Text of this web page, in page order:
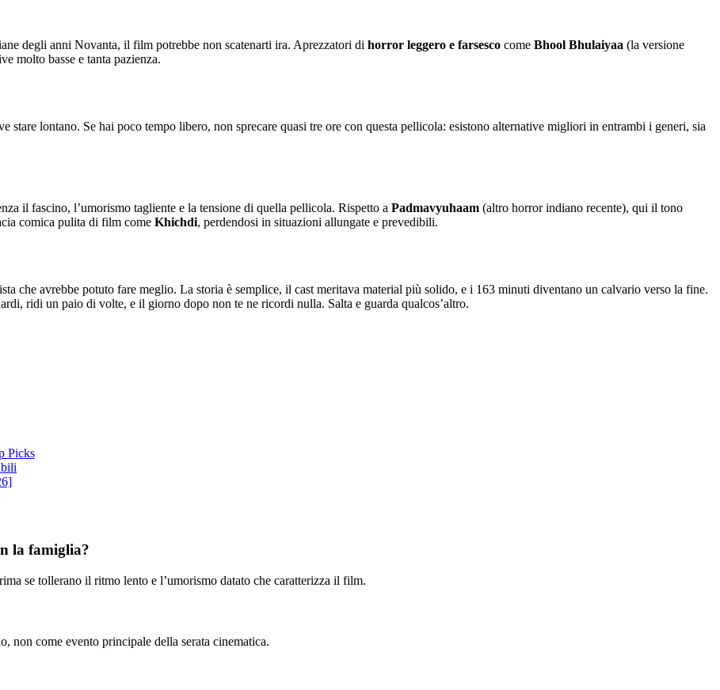
degli anni Novanta, il film potrebbe non scatenarti ira. Aprezzatori di horror leggero e farsesco come Bhool Bhulaiyaa (la versione
molto basse e tanta pazienza.
stare lontano. Se hai poco tempo libero, non sprecare quasi tre ore con questa pellicola: esistono alternative migliori in entrambi i generi, sia
il fascino, l’umorismo tagliente e la tensione di quella pellicola. Rispetto a Padmavyuhaam (altro horror indiano recente), qui il tono
comica pulita di film come Khichdi, perdendosi in situazioni allungate e prevedibili.
che avrebbe potuto fare meglio. La storia è semplice, il cast meritava material più solido, e i 163 minuti diventano un calvario verso la fine.
ridi un paio di volte, e il giorno dopo non te ne ricordi nulla. Salta e guarda qualcos’altro.
Picks
la famiglia?
se tollerano il ritmo lento e l’umorismo datato che caratterizza il film.
non come evento principale della serata cinematica.